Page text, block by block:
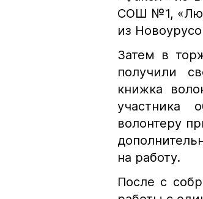
СОШ №1,
из
Затем в
получили
книжка
участника
волонтеру
на работу.
После с